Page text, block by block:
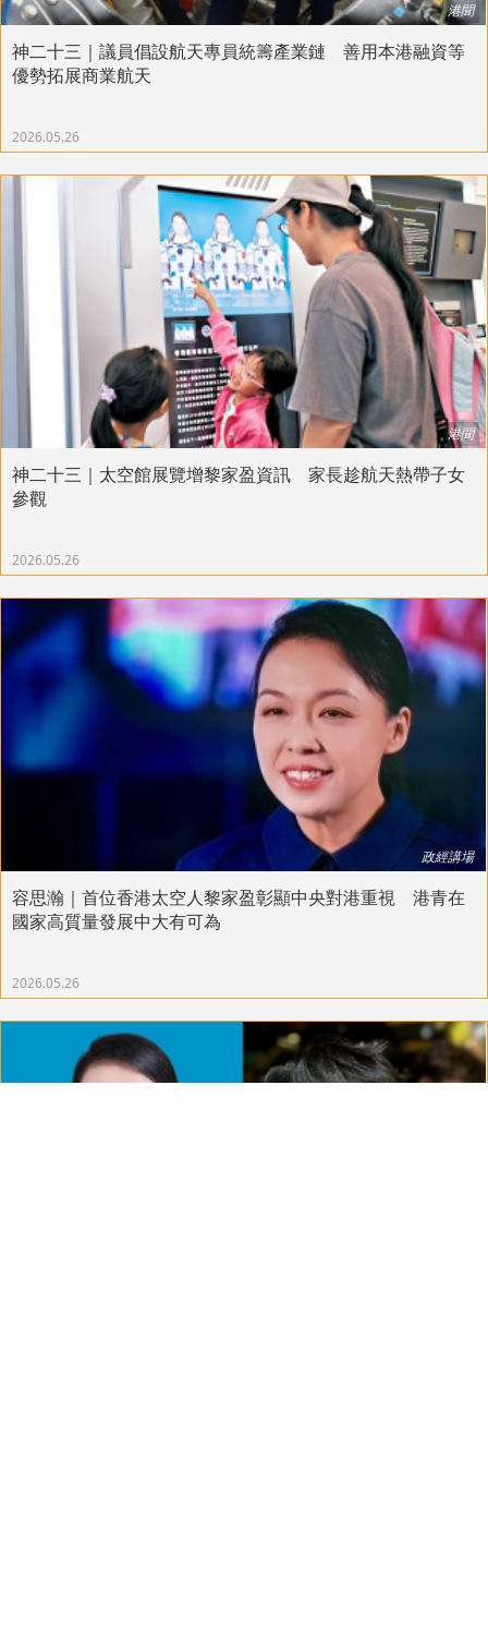
港聞
神二十三｜議員倡設航天專員統籌產業鏈 善用本港融資等
優勢拓展商業航天
2026.05.26
港聞
神二十三｜太空館展覽增黎家盈資訊 家長趁航天熱帶子女
參觀
2026.05.26
政經講場
容思瀚｜首位香港太空人黎家盈彰顯中央對港重視 港青在
國家高質量發展中大有可為
2026.05.26